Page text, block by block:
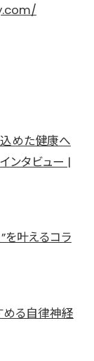
込めた健康へ
ンタビュー |
を叶えるコラ
める自律神経